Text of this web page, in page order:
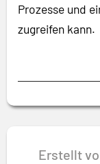
Prozesse und
zugreifen kann.
Erstellt